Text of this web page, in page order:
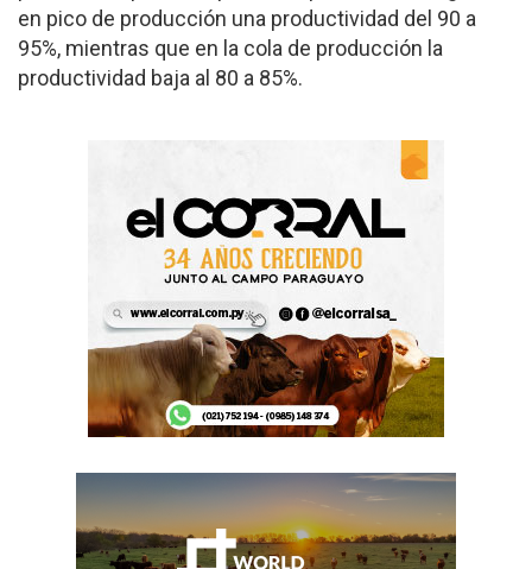
en pico de producción una productividad del 90 a
95%, mientras que en la cola de producción la
productividad baja al 80 a 85%.